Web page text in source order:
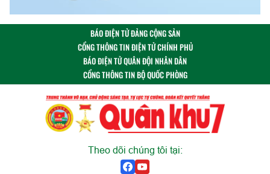
BÁO ĐIỆN TỬ ĐẢNG CỘNG SẢN
CỔNG THÔNG TIN ĐIỆN TỬ CHÍNH PHỦ
BÁO ĐIỆN TỬ QUÂN ĐỘI NHÂN DÂN
CỔNG THÔNG TIN BỘ QUỐC PHÒNG
Theo dõi chúng tôi tại: